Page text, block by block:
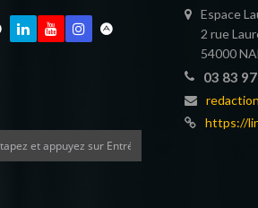
Espace
2 rue
54000
03 83
https://